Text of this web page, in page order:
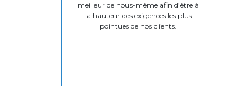
meilleur de nous-même afin d’être à
la hauteur des exigences les plus
pointues de nos clients.